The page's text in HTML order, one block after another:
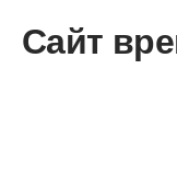
Сайт